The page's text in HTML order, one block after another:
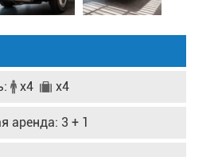
x4 x4
аренда: 3 + 1